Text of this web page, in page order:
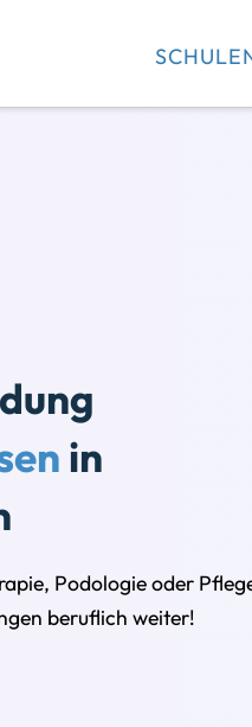
in
Podologie oder
beruflich weiter!